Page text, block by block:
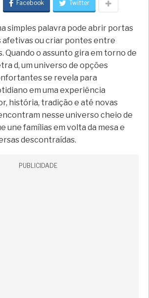
Facebook Twitter
simples palavra pode abrir portas
afetivas ou criar pontes entre
Quando o assunto gira em torno de
d, um universo de opções
se revela para
em uma experiência
história, tradição e até novas
nesse universo cheio de
une famílias em volta da mesa e
descontraídas.
PUBLICIDADE